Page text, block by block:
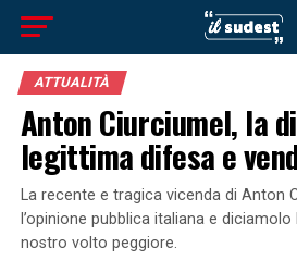
ATTUALITÀ
Anton Ciurciumel, la
legittima difesa e
La recente e tragica vicenda di Anton
l’opinione pubblica italiana e
nostro volto peggiore.